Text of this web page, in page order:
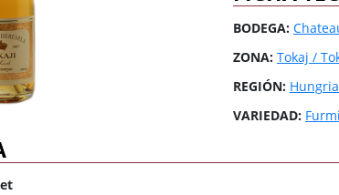
Todas las zonas
Todas las zonas
BODEGA:
ZONA: Tokaj /
REGIÓN:
VARIEDAD: